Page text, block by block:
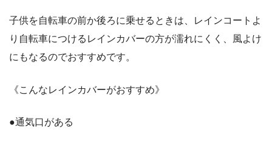
子供を自転車の前か後ろに乗せるときは、レインコートよ
り自転車につけるレインカバーの方が濡れにくく、風よけ
にもなるのでおすすめです。
《こんなレインカバーがおすすめ》
●通気口がある